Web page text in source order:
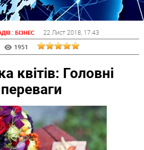
: БІЗНЕС 22 Лист 2018 , 17:43
1951
квітів: Головні
переваги